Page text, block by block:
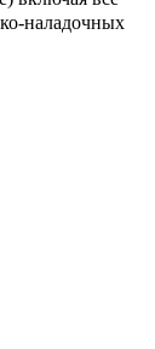
наладочных